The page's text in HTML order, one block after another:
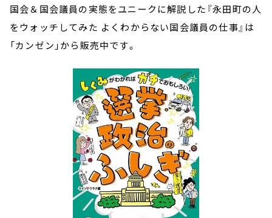
国会＆国会議員の実態をユニークに解説した『永田町の人
をウォッチしてみた よくわからない国会議員の仕事』は
「カンゼン」から販売中です。